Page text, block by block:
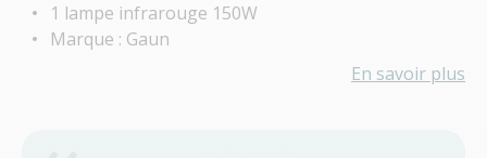
1 lampe infrarouge 150W
Marque : Gaun
En savoir plus